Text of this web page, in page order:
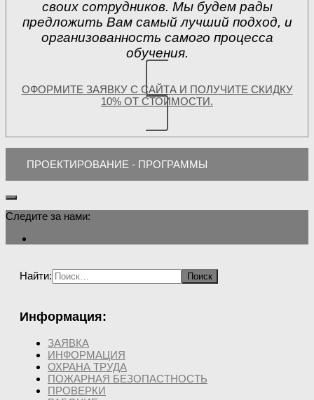
своих сотрудников. Мы будем рады
предложить Вам самый лучший подход, и
организованность самого процесса
обучения.
ОФОРМИТЕ ЗАЯВКУ С САЙТА И ПОЛУЧИТЕ СКИДКУ
10% ОТ СТОИМОСТИ.
ПРОЕКТИРОВАНИЕ - ПРОГРАММЫ
Следите за нами:
Найти:
Информация:
ЗАЯВКА
ИНФОРМАЦИЯ
ОХРАНА ТРУДА
ПОЖАРНАЯ БЕЗОПАСТНОСТЬ
ПРОВЕРКИ